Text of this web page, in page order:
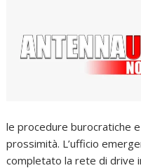
le procedure burocratiche
prossimità. L’ufficio
completato la rete di drive